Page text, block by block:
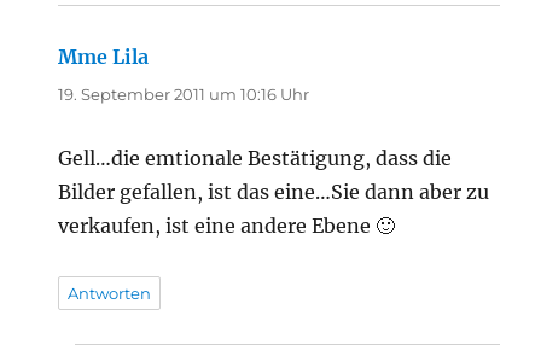
Mme Lila
19. September 2011 um 10:16 Uhr
Gell…die emtionale Bestätigung, dass die
Bilder gefallen, ist das eine…Sie dann aber zu
verkaufen, ist eine andere Ebene 🙂
Antworten